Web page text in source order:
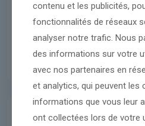
Donald Trump 8 avril 2026
contenu et les publicités,
fonctionnalités de réseaux
analyser notre trafic. Nous
des informations sur votre
avec nos partenaires en
et analytics, qui peuvent les
informations que vous leur
ont collectées lors de votre